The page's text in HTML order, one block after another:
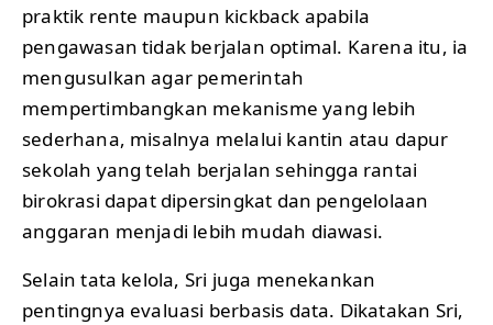
praktik rente maupun kickback apabila
pengawasan tidak berjalan optimal. Karena itu, ia
mengusulkan agar pemerintah
mempertimbangkan mekanisme yang lebih
sederhana, misalnya melalui kantin atau dapur
sekolah yang telah berjalan sehingga rantai
birokrasi dapat dipersingkat dan pengelolaan
anggaran menjadi lebih mudah diawasi.
Selain tata kelola, Sri juga menekankan
pentingnya evaluasi berbasis data. Dikatakan Sri,